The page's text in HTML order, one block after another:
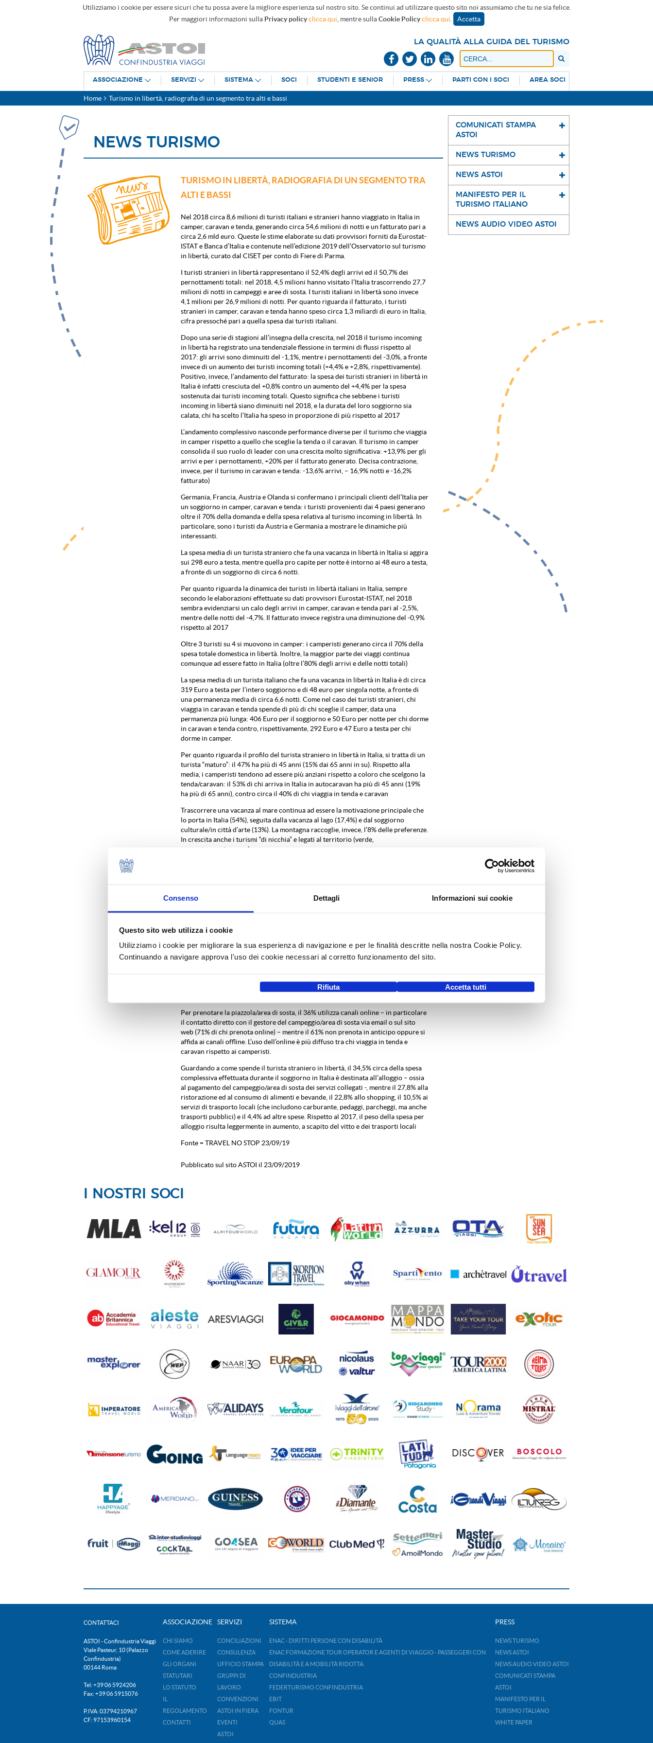
Consenso Dettagli Informazioni sui cookie
Questo sito web utilizza i cookie
Utilizziamo i cookie per migliorare la sua esperienza di navigazione e per le finalità descritte nella nostra Cookie Policy.
Continuando a navigare approva l'uso dei cookie necessari al corretto funzionamento del sito.
Rifiuta Accetta tutti
Utilizziamo i cookie per essere sicuri che tu possa avere la migliore esperienza sul nostro sito. Se continui ad utilizzare questo sito noi assumiamo che tu ne sia felice.
Per maggiori informazioni sulla Privacy policy clicca qui , mentre sullaCookie Policy clicca qui Accetta
LA QUALITÀ ALLA GUIDA DEL TURISMO
ASSOCIAZIONE SERVIZI SISTEMA SOCI STUDENTI E SENIOR PRESS PARTI CON I SOCI AREA SOCI
Home Turismo in libertà, radiografia di un segmento tra alti e bassi
NEWS TURISMO
TURISMO IN LIBERTÀ, RADIOGRAFIA DI UN SEGMENTO TRA
ALTI E BASSI
Nel 2018 circa 8,6 milioni di turisti italiani e stranieri hanno viaggiato in Italia in
camper, caravan e tenda, generando circa 54,6 milioni di notti e un fatturato pari a
circa 2,6 mld euro. Queste le stime elaborate su dati provvisori forniti da Eurostat-
ISTAT e Banca d’Italia e contenute nell’edizione 2019 dell’Osservatorio sul turismo
in libertà, curato dal CISET per conto di Fiere di Parma.
I turisti stranieri in libertà rappresentano il 52,4% degli arrivi ed il 50,7% dei
pernottamenti totali: nel 2018, 4,5 milioni hanno visitato l’Italia trascorrendo 27,7
milioni di notti in campeggi e aree di sosta. I turisti italiani in libertà sono invece
4,1 milioni per 26,9 milioni di notti. Per quanto riguarda il fatturato, i turisti
stranieri in camper, caravan e tenda hanno speso circa 1,3 miliardi di euro in Italia,
cifra pressoché pari a quella spesa dai turisti italiani.
Dopo una serie di stagioni all’insegna della crescita, nel 2018 il turismo incoming
in libertà ha registrato una tendenziale flessione in termini di flussi rispetto al
2017: gli arrivi sono diminuiti del -1,1%, mentre i pernottamenti del -3,0%, a fronte
invece di un aumento dei turisti incoming totali (+4,4% e +2,8%, rispettivamente).
Positivo, invece, l’andamento del fatturato: la spesa dei turisti stranieri in libertà in
Italia è infatti cresciuta del +0,8% contro un aumento del +4,4% per la spesa
sostenuta dai turisti incoming totali. Questo significa che sebbene i turisti
incoming in libertà siano diminuiti nel 2018, e la durata del loro soggiorno sia
calata, chi ha scelto l’Italia ha speso in proporzione di più rispetto al 2017
L’andamento complessivo nasconde performance diverse per il turismo che viaggia
in camper rispetto a quello che sceglie la tenda o il caravan. Il turismo in camper
consolida il suo ruolo di leader con una crescita molto significativa: +13,9% per gli
arrivi e per i pernottamenti, +20% per il fatturato generato. Decisa contrazione,
invece, per il turismo in caravan e tenda: -13,6% arrivi, – 16,9% notti e -16,2%
fatturato)
Germania, Francia, Austria e Olanda si confermano i principali clienti dell’Italia per
un soggiorno in camper, caravan e tenda: i turisti provenienti dai 4 paesi generano
oltre il 70% della domanda e della spesa relativa al turismo incoming in libertà. In
particolare, sono i turisti da Austria e Germania a mostrare le dinamiche più
interessanti.
La spesa media di un turista straniero che fa una vacanza in libertà in Italia si aggira
sui 298 euro a testa, mentre quella pro capite per notte è intorno ai 48 euro a testa,
a fronte di un soggiorno di circa 6 notti.
Per quanto riguarda la dinamica dei turisti in libertà italiani in Italia, sempre
secondo le elaborazioni effettuate su dati provvisori Eurostat-ISTAT, nel 2018
sembra evidenziarsi un calo degli arrivi in camper, caravan e tenda pari al -2,5%,
mentre delle notti del -4,7%. Il fatturato invece registra una diminuzione del -0,9%
rispetto al 2017
Oltre 3 turisti su 4 si muovono in camper: i camperisti generano circa il 70% della
spesa totale domestica in libertà. Inoltre, la maggior parte dei viaggi continua
comunque ad essere fatto in Italia (oltre l’80% degli arrivi e delle notti totali)
La spesa media di un turista italiano che fa una vacanza in libertà in Italia è di circa
319 Euro a testa per l’intero soggiorno e di 48 euro per singola notte, a fronte di
una permanenza media di circa 6,6 notti. Come nel caso dei turisti stranieri, chi
viaggia in caravan e tenda spende di più di chi sceglie il camper, data una
permanenza più lunga: 406 Euro per il soggiorno e 50 Euro per notte per chi dorme
in caravan e tenda contro, rispettivamente, 292 Euro e 47 Euro a testa per chi
dorme in camper.
Per quanto riguarda il profilo del turista straniero in libertà in Italia, si tratta di un
turista “maturo”: il 47% ha più di 45 anni (15% dai 65 anni in su). Rispetto alla
media, i camperisti tendono ad essere più anziani rispetto a coloro che scelgono la
tenda/caravan: il 53% di chi arriva in Italia in autocaravan ha più di 45 anni (19%
ha più di 65 anni), contro circa il 40% di chi viaggia in tenda e caravan
Trascorrere una vacanza al mare continua ad essere la motivazione principale che
lo porta in Italia (54%), seguita dalla vacanza al lago (17,4%) e dal soggiorno
culturale/in città d’arte (13%). La montagna raccoglie, invece, l’8% delle preferenze.
In crescita anche i turismi “di nicchia” e legati al territorio (verde,
enogastronomico, ecc.)
seconda posizione, scalzando il Trentino AA dalla Top4. In crescita anche altre
regioni, come la Liguria, mentre nella Top10 entrano anche Sicilia e Sardegna
luglio-agosto, e sono soprattutto coloro che viaggiano in caravan e tenda, mentre i
e per la primavera
camperisti). Di questi, 3 su 4 navigano su Internet, mentre il 17% si affida
Per prenotare la piazzola/area di sosta, il 36% utilizza canali online – in particolare
il contatto diretto con il gestore del campeggio/area di sosta via email o sul sito
web (71% di chi prenota online) – mentre il 61% non prenota in anticipo oppure si
affida ai canali offline. L’uso dell’online è più diffuso tra chi viaggia in tenda e
caravan rispetto ai camperisti.
Guardando a come spende il turista straniero in libertà, il 34,5% circa della spesa
complessiva effettuata durante il soggiorno in Italia è destinata all’alloggio – ossia
al pagamento del campeggio/area di sosta dei servizi collegati -, mentre il 27,8% alla
ristorazione ed al consumo di alimenti e bevande, il 22,8% allo shopping, il 10,5% ai
servizi di trasporto locali (che includono carburante, pedaggi, parcheggi, ma anche
trasporti pubblici) e il 4,4% ad altre spese. Rispetto al 2017, il peso della spesa per
alloggio risulta leggermente in aumento, a scapito del vitto e dei trasporti locali
Fonte = TRAVEL NO STOP 23/09/19
Pubblicato sul sito ASTOI il 23/09/2019
COMUNICATI STAMPA
ASTOI
NEWS TURISMO
NEWS ASTOI
MANIFESTO PER IL
TURISMO ITALIANO
NEWS AUDIO VIDEO ASTOI
I NOSTRI SOCI
CONTATTACI
ASTOI - Confindustria Viaggi
Viale Pasteur, 10 (Palazzo
Confindustria)
00144 Roma
Tel: +39 06 5924206
Fax: +39 06 5915076
P.IVA: 03794210967
CF: 97153960154
ASSOCIAZIONE
CHI SIAMO
COME ADERIRE
GLI ORGANI
STATUTARI
LO STATUTO
REGOLAMENTO
CONTATTI
SERVIZI
CONCILIAZIONI
CONSULENZA
UFFICIO STAMPA
GRUPPI DI
LAVORO
CONVENZIONI
ASTOI IN FIERA
EVENTI
ASTOI
SISTEMA
ENAC - DIRITTI PERSONE CON DISABILITÀ
ENAC FORMAZIONE TOUR OPERATOR E AGENTI DI VIAGGIO - PASSEGGERI CON
DISABILITÀ E A MOBILITÀ RIDOTTA
CONFINDUSTRIA
FEDERTURISMO CONFINDUSTRIA
EBIT
FONTUR
QUAS
PRESS
NEWS TURISMO
NEWS ASTOI
NEWS AUDIO VIDEO ASTOI
COMUNICATI STAMPA
ASTOI
MANIFESTO PER IL
TURISMO ITALIANO
WHITE PAPER